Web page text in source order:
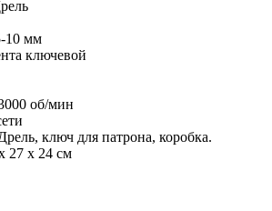
10 мм
ключевой
об/мин
ключ для патрона, коробка.
27 x 24 см